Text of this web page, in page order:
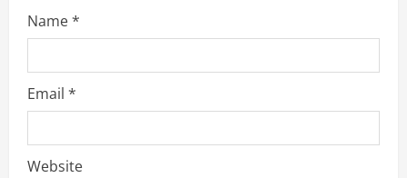
Name*
Email *
Website